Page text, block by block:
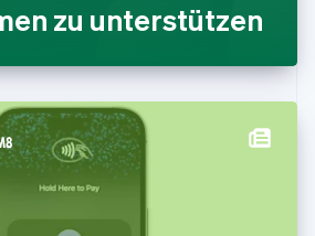
zu unterstützen